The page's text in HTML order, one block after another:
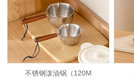
不锈钢泼油锅（120M